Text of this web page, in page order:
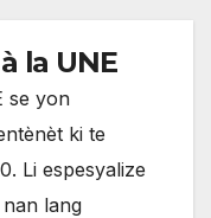
la UNE
se yon
ki te
Li espesyalize
lang